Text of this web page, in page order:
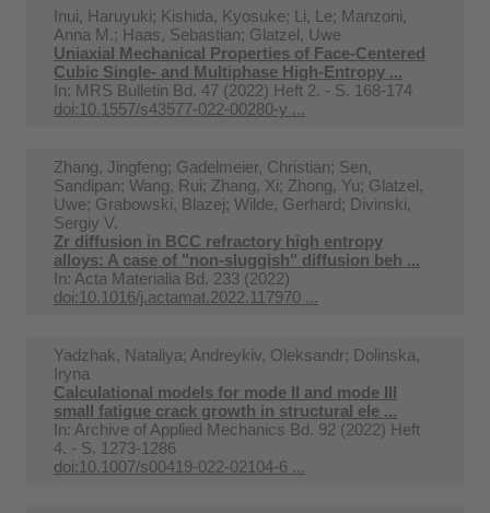
Inui, Haruyuki; Kishida, Kyosuke; Li, Le; Manzoni,
Anna M.; Haas, Sebastian; Glatzel, Uwe
Uniaxial Mechanical Properties of Face-Centered
Cubic Single- and Multiphase High-Entropy ...
In: MRS Bulletin Bd. 47 (2022) Heft 2. - S. 168-174
doi:10.1557/s43577-022-00280-y ...
Zhang, Jingfeng; Gadelmeier, Christian; Sen,
Sandipan; Wang, Rui; Zhang, Xi; Zhong, Yu; Glatzel,
Uwe; Grabowski, Blazej; Wilde, Gerhard; Divinski,
Sergiy V.
Zr diffusion in BCC refractory high entropy
alloys: A case of "non-sluggish" diffusion beh ...
In: Acta Materialia Bd. 233 (2022)
doi:10.1016/j.actamat.2022.117970 ...
Yadzhak, Nataliya; Andreykiv, Oleksandr; Dolinska,
Iryna
Calculational models for mode II and mode III
small fatigue crack growth in structural ele ...
In: Archive of Applied Mechanics Bd. 92 (2022) Heft
4. - S. 1273-1286
doi:10.1007/s00419-022-02104-6 ...